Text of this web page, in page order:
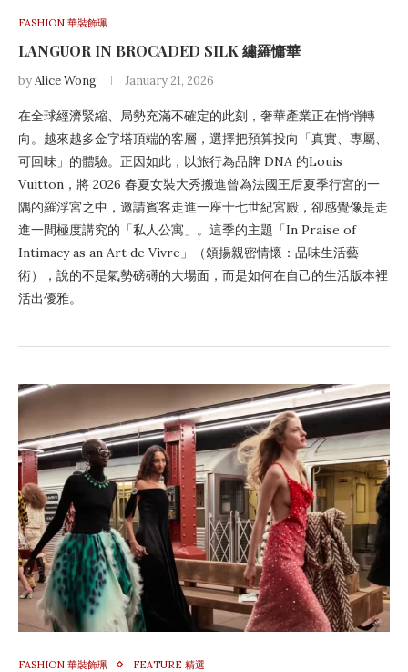
FASHION 華裝飾珮
LANGUOR IN BROCADED SILK 繡羅慵華
byAlice Wong January 21, 2026
在全球經濟緊縮、局勢充滿不確定的此刻，奢華產業正在悄悄轉
向。越來越多金字塔頂端的客層，選擇把預算投向「真實、專屬、
可回味」的體驗。正因如此，以旅行為品牌 DNA 的Louis
Vuitton，將 2026 春夏女裝大秀搬進曾為法國王后夏季行宮的一
隅的羅浮宮之中，邀請賓客走進一座十七世紀宮殿，卻感覺像是走
進一間極度講究的「私人公寓」。這季的主題「In Praise of
Intimacy as an Art de Vivre」（頌揚親密情懷：品味生活藝
術），說的不是氣勢磅礡的大場面，而是如何在自己的生活版本裡
活出優雅。
FASHION 華裝飾珮 FEATURE 精選